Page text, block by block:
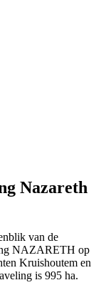
Nazareth
van de
NAZARETH op
Kruishoutem en
is 995 ha.